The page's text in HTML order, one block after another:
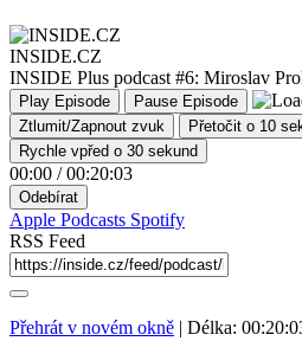
INSIDE.CZ
INSIDE Plus podcast #6: Miroslav
Play Episode
Pause Episode
Ztlumit/Zapnout zvuk
Přetočit o 10
Rychle vpřed o 30 sekund
00:00 / 00:20:03
Odebírat
Apple Podcasts Spotify
RSS Feed
Přehrát v novém okně | Délka: